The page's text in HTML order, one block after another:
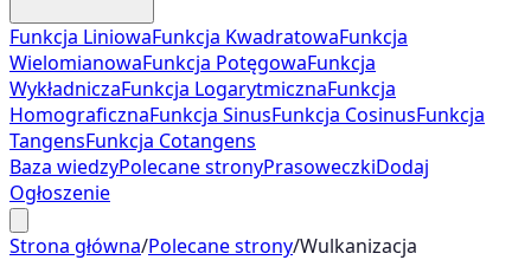
Funkcja LiniowaFunkcja KwadratowaFunkcja
WielomianowaFunkcja PotęgowaFunkcja
WykładniczaFunkcja LogarytmicznaFunkcja
HomograficznaFunkcja SinusFunkcja CosinusFunkcja
TangensFunkcja Cotangens
Baza wiedzyPolecane stronyPrasoweczkiDodaj
Ogłoszenie
Strona główna/Polecane strony/Wulkanizacja